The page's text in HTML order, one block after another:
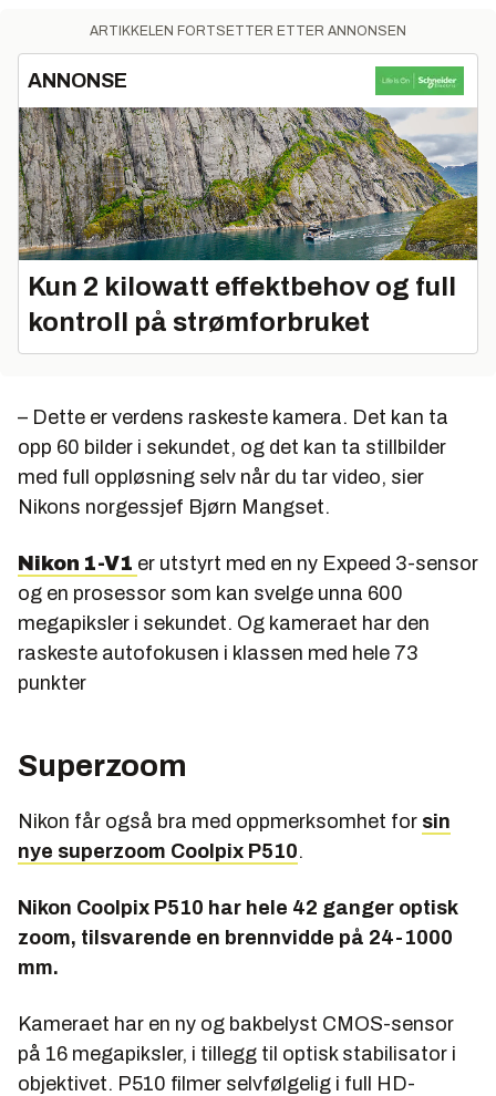
ARTIKKELEN FORTSETTER ETTER ANNONSEN
ANNONSE
Kun 2 kilowatt effektbehov og full
kontroll på strømforbruket
– Dette er verdens raskeste kamera. Det kan ta
opp 60 bilder i sekundet, og det kan ta stillbilder
med full oppløsning selv når du tar video, sier
Nikons norgessjef Bjørn Mangset.
Nikon 1-V1 er utstyrt med en ny Expeed 3-sensor
og en prosessor som kan svelge unna 600
megapiksler i sekundet. Og kameraet har den
raskeste autofokusen i klassen med hele 73
punkter
Superzoom
Nikon får også bra med oppmerksomhet for sin
nye superzoom Coolpix P510.
Nikon Coolpix P510 har hele 42 ganger optisk
zoom, tilsvarende en brennvidde på 24-1000
mm.
Kameraet har en ny og bakbelyst CMOS-sensor
på 16 megapiksler, i tillegg til optisk stabilisator i
objektivet. P510 filmer selvfølgelig i full HD-